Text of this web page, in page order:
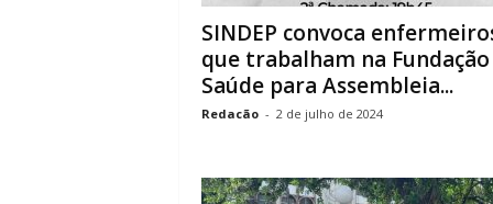
SINDEP convoca
que trabalham na Fundação
Saúde para Assembleia...
Redacão - 2 de julho de 2024